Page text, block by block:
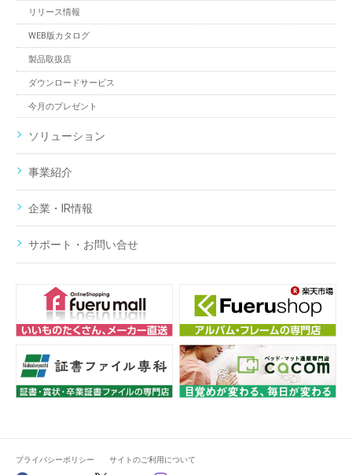
リリース情報
WEB版カタログ
製品取扱店
ダウンロードサービス
今月のプレゼント
ソリューション
事業紹介
企業・IR情報
サポート・お問い合せ
プライバシーポリシー サイトのご利用について